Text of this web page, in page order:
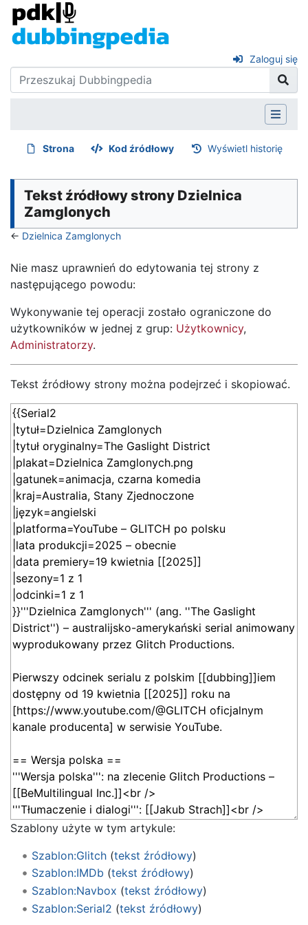
Zaloguj się
Strona Kod źródłowy Wyświetl historię
Tekst źródłowy strony Dzielnica
Zamglonych
← Dzielnica Zamglonych
Nie masz uprawnień do edytowania tej strony z
następującego powodu:
Wykonywanie tej operacji zostało ograniczone do
użytkowników w jednej z grup: Użytkownicy,
Administratorzy.
Tekst źródłowy strony można podejrzeć i skopiować.
Szablony użyte w tym artykule:
Szablon:Glitch(tekst źródłowy)
Szablon:IMDb (tekst źródłowy)
Szablon:Navbox (tekst źródłowy)
Szablon:Serial2 (tekst źródłowy)